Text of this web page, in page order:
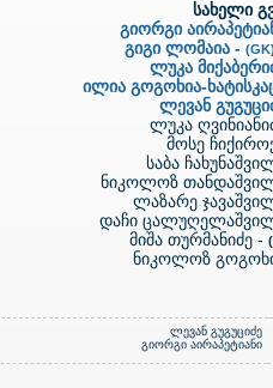
სახელი
გიორგი
გიგი ლომაია -
ლუკა
ილია გოგოხია-
ლევან
ლუკა
მოსე
საბა
ნიკოლოზ
ლაზარე
დაჩი
მიშა თურმანიძე -
ნიკოლოზ
ლევან გუგუციძე
გიორგი აირაპეტიანი